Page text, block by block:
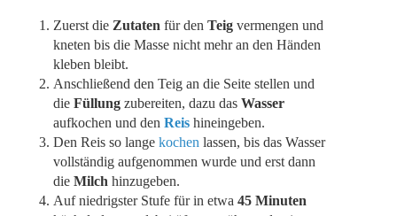
Zuerst die Zutaten für den Teig vermengen und
kneten bis die Masse nicht mehr an den Händen
kleben bleibt.
Anschließend den Teig an die Seite stellen und
die Füllung zubereiten, dazu das Wasser
aufkochen und den Reis hineingeben.
Den Reis so lange kochen lassen, bis das Wasser
vollständig aufgenommen wurde und erst dann
die Milch hinzugeben.
Auf niedrigster Stufe für in etwa 45 Minuten